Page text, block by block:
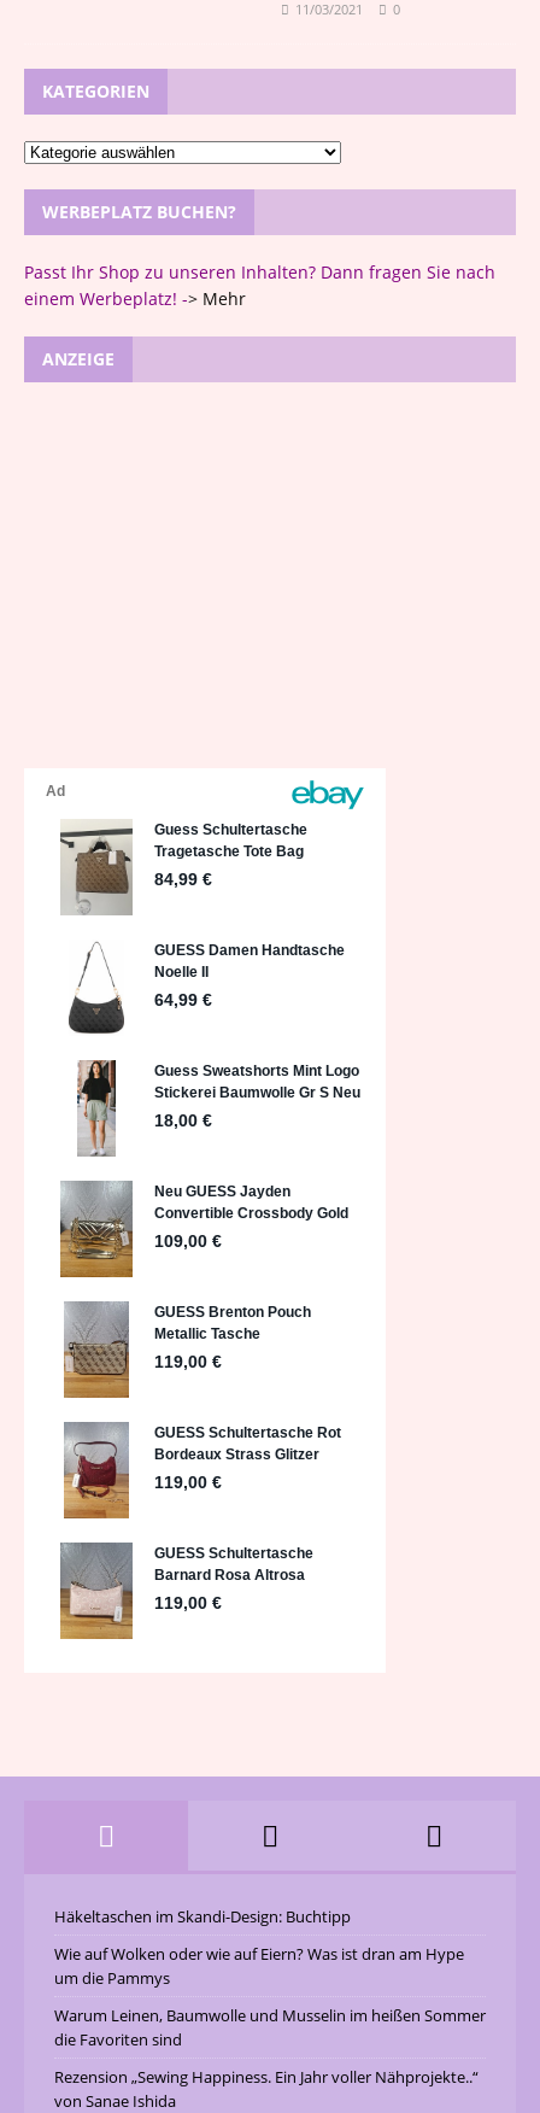
11/03/2021 0
KATEGORIEN
WERBEPLATZ BUCHEN?
Passt Ihr Shop zu unseren Inhalten? Dann fragen Sie nach
einem Werbeplatz! -> Mehr
ANZEIGE
Häkeltaschen im Skandi-Design: Buchtipp
Wie auf Wolken oder wie auf Eiern? Was ist dran am Hype
um die Pammys
Warum Leinen, Baumwolle und Musselin im heißen Sommer
die Favoriten sind
Rezension „Sewing Happiness. Ein Jahr voller Nähprojekte..“
von Sanae Ishida